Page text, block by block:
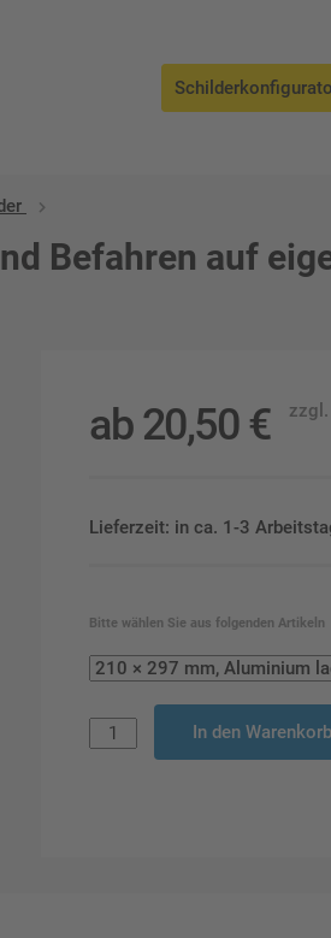
Befahren auf
ab20,50 € zzgl.
Lieferzeit: in ca. 1-3
Bitte wählen Sie aus folgenden Artikeln
In den Warenkorb